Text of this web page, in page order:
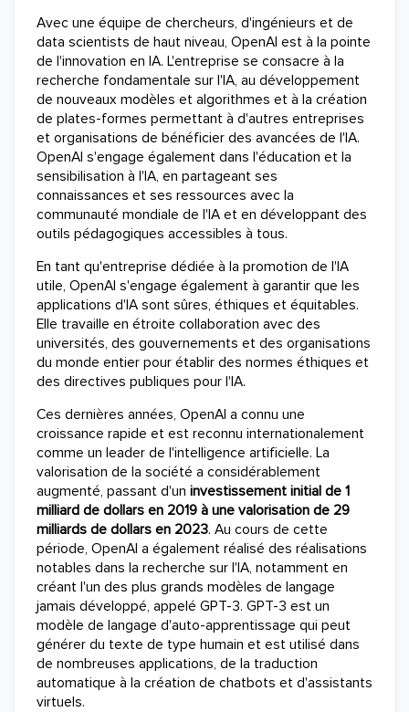
Avec une équipe de chercheurs, d'ingénieurs et de
data scientists de haut niveau, OpenAI est à la pointe
de l'innovation en IA. L'entreprise se consacre à la
recherche fondamentale sur l'IA, au développement
de nouveaux modèles et algorithmes et à la création
de plates-formes permettant à d'autres entreprises
et organisations de bénéficier des avancées de l'IA.
OpenAI s'engage également dans l'éducation et la
sensibilisation à l'IA, en partageant ses
connaissances et ses ressources avec la
communauté mondiale de l'IA et en développant des
outils pédagogiques accessibles à tous.
En tant qu'entreprise dédiée à la promotion de l'IA
utile, OpenAI s'engage également à garantir que les
applications d'IA sont sûres, éthiques et équitables.
Elle travaille en étroite collaboration avec des
universités, des gouvernements et des organisations
du monde entier pour établir des normes éthiques et
des directives publiques pour l'IA.
Ces dernières années, OpenAI a connu une
croissance rapide et est reconnu internationalement
comme un leader de l'intelligence artificielle. La
valorisation de la société a considérablement
augmenté, passant d'un investissement initial de 1
milliard de dollars en 2019 à une valorisation de 29
milliards de dollars en 2023. Au cours de cette
période, OpenAI a également réalisé des réalisations
notables dans la recherche sur l'IA, notamment en
créant l'un des plus grands modèles de langage
jamais développé, appelé GPT-3. GPT-3 est un
modèle de langage d'auto-apprentissage qui peut
générer du texte de type humain et est utilisé dans
de nombreuses applications, de la traduction
automatique à la création de chatbots et d'assistants
virtuels.